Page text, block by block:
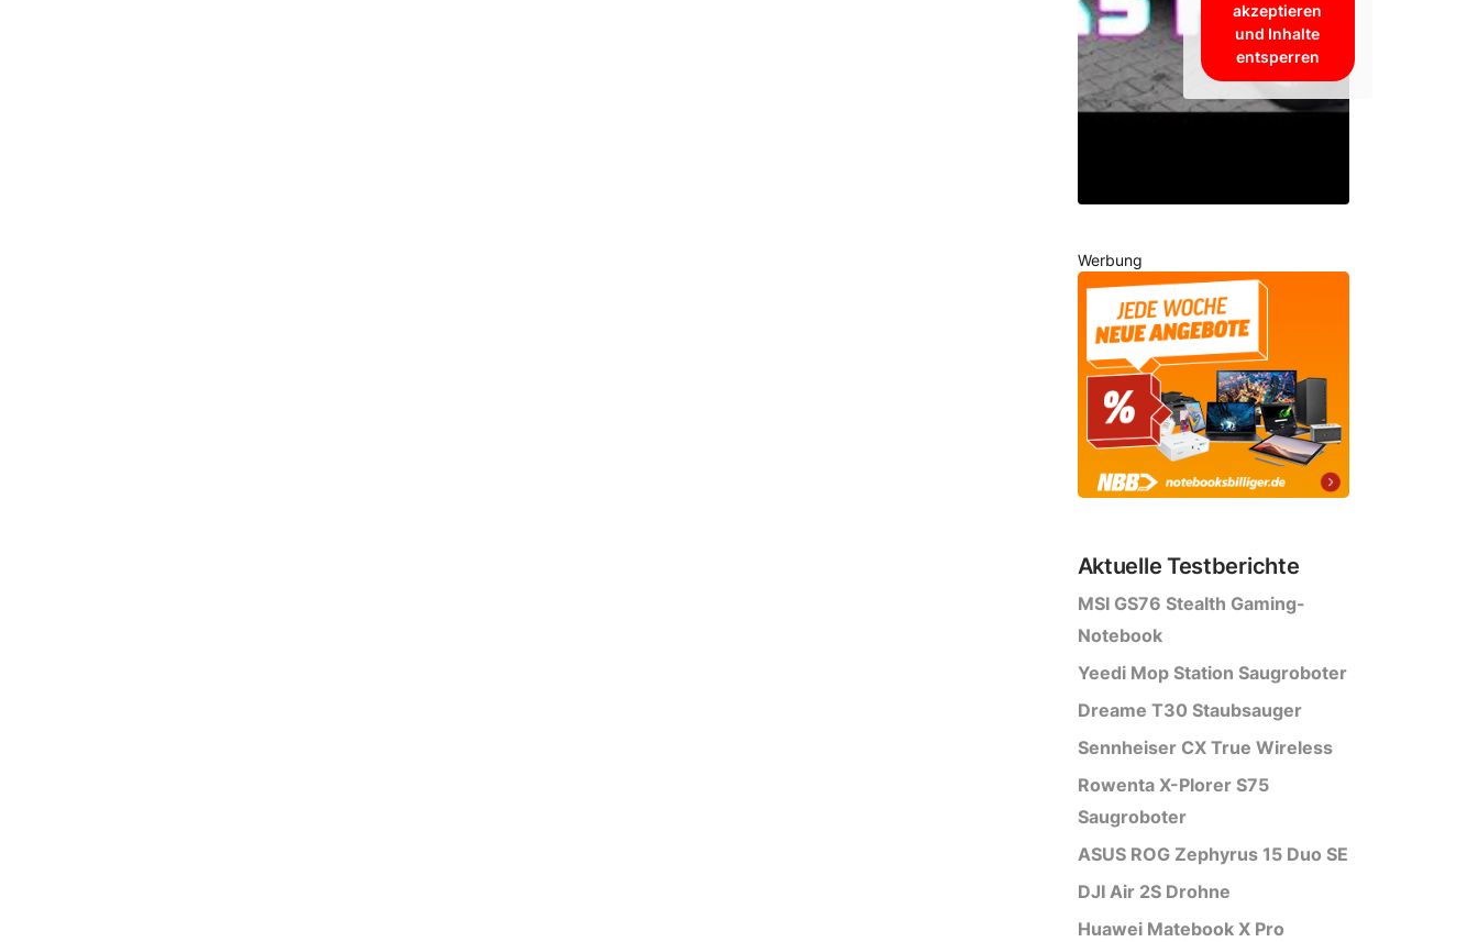
akzeptieren
und Inhalte
entsperren
Werbung
Aktuelle Testberichte
MSI GS76 Stealth Gaming-
Notebook
Yeedi Mop Station Saugroboter
Dreame T30 Staubsauger
Sennheiser CX True Wireless
Rowenta X-Plorer S75
Saugroboter
ASUS ROG Zephyrus 15 Duo SE
DJI Air 2S Drohne
Huawei Matebook X Pro